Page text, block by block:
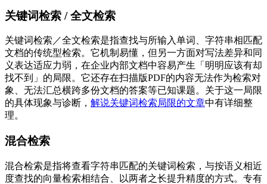
关键词检索 / 全文检索
关键词检索／全文检索是指查找与所输入单词、字符串相匹配
文档的传统型检索。它机制易懂，但另一方面对写法差异和同
义表达适应力弱，在企业内部文档中容易产生「明明应该有却
找不到」的局限。它还存在扫描版PDF的内容无法作为检索对
象、无法汇总横跨多份文档的答案等已知课题。关于这一局限
的具体现象与诊断， 解说关键词检索局限的文章中有详细整
理。
混合检索
混合检索是指将查看字符串匹配的关键词检索，与按语义相近
度查找的向量检索相结合、以两者之长提升精度的方式。专有